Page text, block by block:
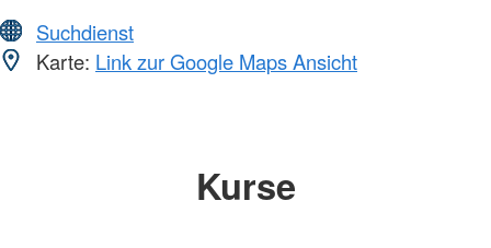
Suchdienst
Karte: Link zur Google Maps Ansicht
Kurse